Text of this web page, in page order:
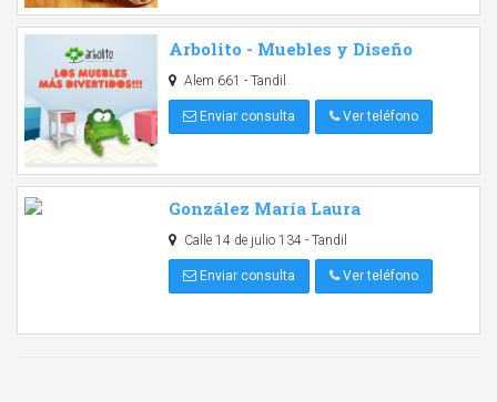
Arbolito - Muebles y Diseño
Alem 661 - Tandil
Enviar consulta Ver teléfono
González María Laura
Calle 14 de julio 134 - Tandil
Enviar consulta Ver teléfono